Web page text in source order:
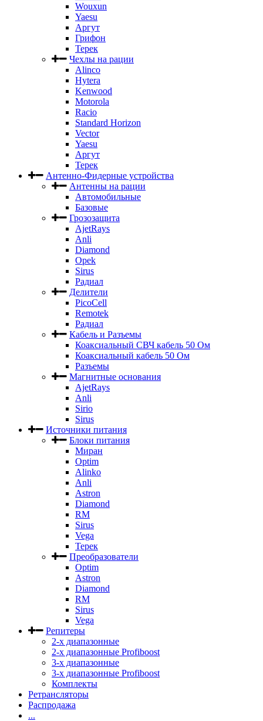
Wouxun
Yaesu
Аргут
Грифон
Терек
Чехлы на рации
Alinco
Hytera
Kenwood
Motorola
Racio
Standard Horizon
Vector
Yaesu
Аргут
Терек
Антенно-Фидерные устройства
Антенны на рации
Автомобильные
Базовые
Грозозащита
AjetRays
Anli
Diamond
Opek
Sirus
Радиал
Делители
PicoCell
Remotek
Радиал
Кабель и Разъемы
Коаксиальный СВЧ кабель 50 Ом
Коаксиальный кабель 50 Ом
Разъемы
Магнитные основания
AjetRays
Anli
Sirio
Sirus
Источники питания
Блоки питания
Миран
Optim
Alinko
Anli
Astron
Diamond
RM
Sirus
Vega
Терек
Преобразователи
Optim
Astron
Diamond
RM
Sirus
Vega
Репитеры
2-х диапазонные
2-х диапазонные Profiboost
3-х диапазонные
3-х диапазонные Profiboost
Комплекты
Ретрансляторы
Распродажа
...